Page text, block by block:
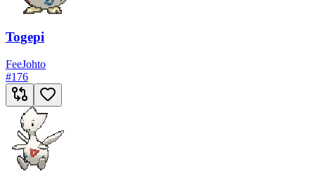
Togepi
FeeJohto
#176